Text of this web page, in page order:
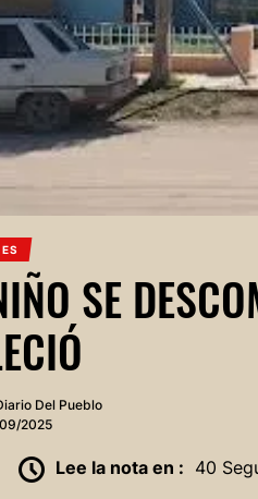
SE
Del Pueblo
2025
Lee la nota en : 40